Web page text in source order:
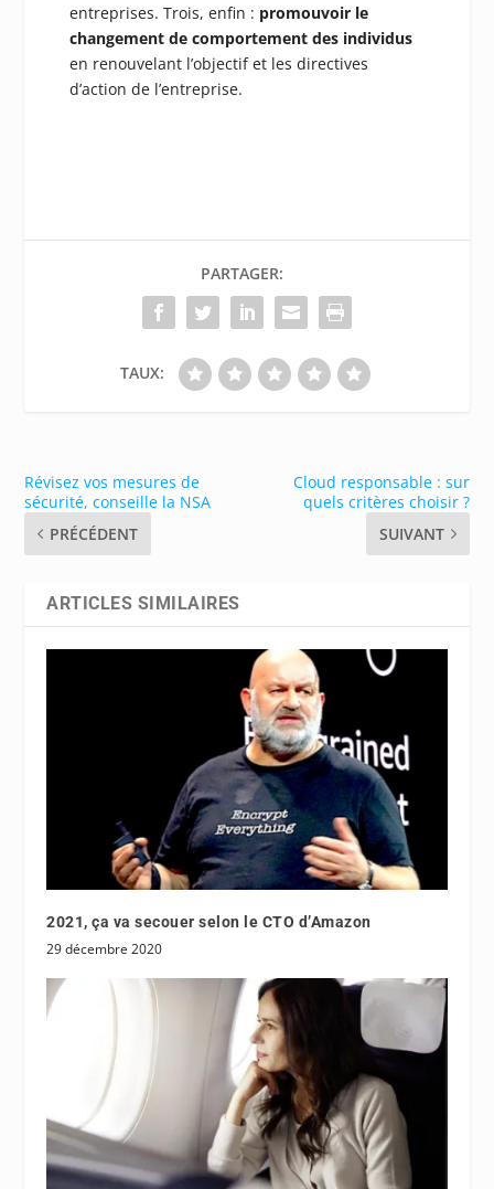
entreprises. Trois, enfin : promouvoir le
changement de comportement des individus
en renouvelant l’objectif et les directives
d’action de l’entreprise.
PARTAGER:
TAUX:
Révisez vos mesures de
sécurité, conseille la NSA
PRÉCÉDENT
Cloud responsable : sur
quels critères choisir ?
SUIVANT
ARTICLES SIMILAIRES
2021, ça va secouer selon le CTO d’Amazon
29 décembre 2020